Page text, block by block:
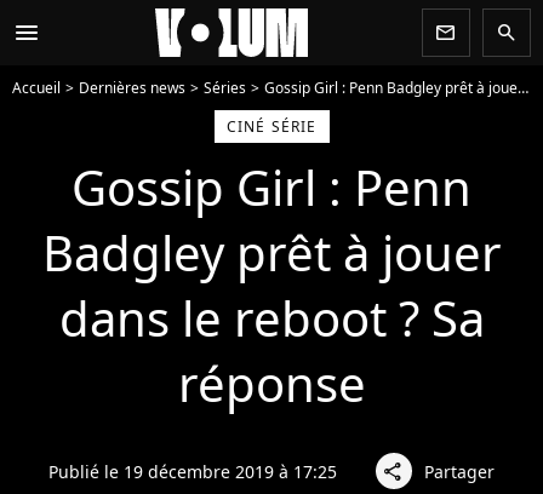
menu newsletter search
Accueil Dernières news Séries
Gossip Girl : Penn Badgley prêt à jouer dans le reboot ? Sa réponse
CINÉ SÉRIE
Gossip Girl : Penn
Badgley prêt à jouer
dans le reboot ? Sa
réponse
Publié le 19 décembre 2019 à 17:25 share Partager